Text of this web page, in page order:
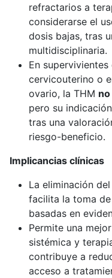
refractarios a
considerarse el
dosis bajas, tras
multidisciplinaria.
En
cervicouterino o
ovario, la THM
pero su
tras una
riesgo-beneficio.
Implicancias clínicas
La eliminación
facilita la toma
basadas en
Permite una
sistémica y
contribuye a
acceso a